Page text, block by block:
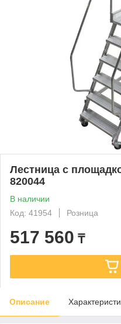
Лестница с
820044
В наличии
Код: 41954
Розница
517 560 ₸
Описание